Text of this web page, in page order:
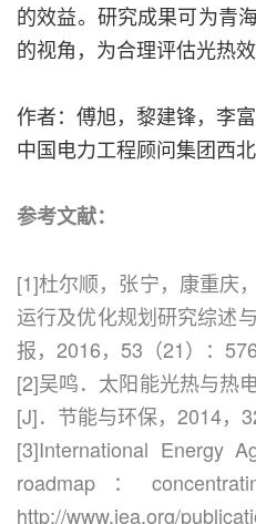
的效益。研究成果可为青
的视角，为合理评估光热效
作者：傅旭，黎建锋，李
中国电力工程顾问集团西
参考文献：
[1]杜尔顺，张宁，康重庆
运行及优化规划研究综述
报，2016，53（21）：
[2]吴鸣．太阳能光热与热
[J]．节能与环保，2014，
[3]International Energy
roadmap：
http://www.iea.org/